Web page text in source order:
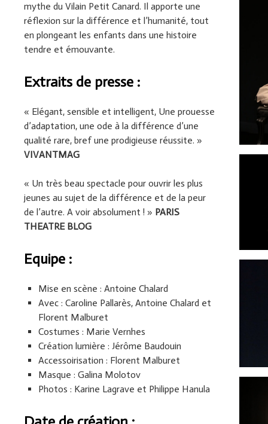
mythe du Vilain Petit Canard. Il apporte une
réflexion sur la différence et l’humanité, tout
en plongeant les enfants dans une histoire
tendre et émouvante.
Extraits de presse :
« Elégant, sensible et intelligent, Une prouesse
d’adaptation, une ode à la différence d’une
qualité rare, bref une prodigieuse réussite. »
VIVANTMAG
« Un très beau spectacle pour ouvrir les plus
jeunes au sujet de la différence et de la peur
de l’autre. A voir absolument ! » PARIS
THEATRE BLOG
Equipe :
Mise en scène : Antoine Chalard
Avec : Caroline Pallarès, Antoine Chalard et
Florent Malburet
Costumes : Marie Vernhes
Création lumière : Jérôme Baudouin
Accessoirisation : Florent Malburet
Masque : Galina Molotov
Photos : Karine Lagrave et Philippe Hanula